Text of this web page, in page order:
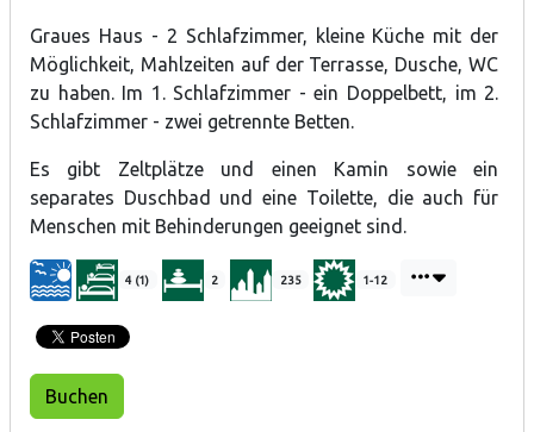
Graues Haus - 2 Schlafzimmer, kleine Küche mit der
Möglichkeit, Mahlzeiten auf der Terrasse, Dusche, WC
zu haben. Im 1. Schlafzimmer - ein Doppelbett, im 2.
Schlafzimmer - zwei getrennte Betten.
Es gibt Zeltplätze und einen Kamin sowie ein
separates Duschbad und eine Toilette, die auch für
Menschen mit Behinderungen geeignet sind.
4 (1) 2 235 1-12
Buchen